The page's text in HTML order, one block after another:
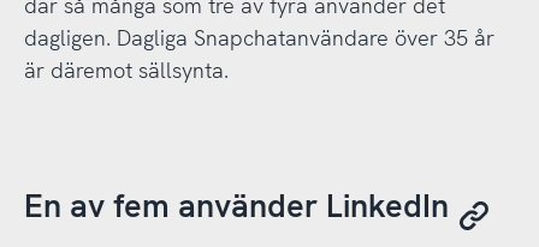
dagligen. Dagliga Snapchatanvändare över 35 år
är däremot sällsynta.
En av fem använder LinkedIn